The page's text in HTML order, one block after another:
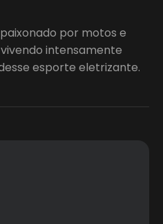
por motos e
intensamente
esporte eletrizante.